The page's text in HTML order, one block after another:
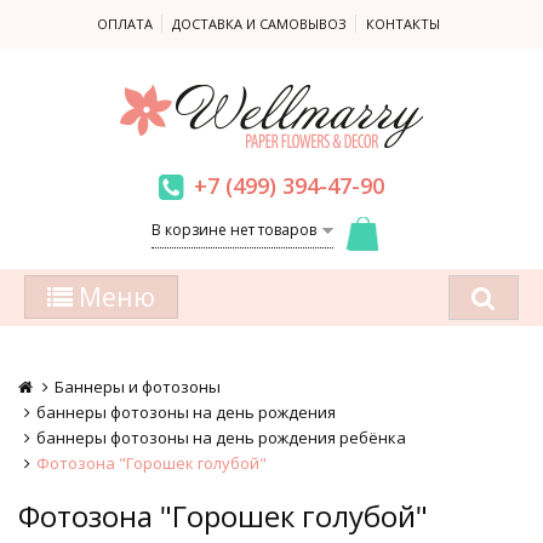
ОПЛАТА ДОСТАВКА И САМОВЫВОЗ КОНТАКТЫ
+7 (499) 394-47-90
В корзине нет товаров
Меню
Баннеры и фотозоны
баннеры фотозоны на день рождения
баннеры фотозоны на день рождения ребёнка
Фотозона "Горошек голубой"
Фотозона "Горошек голубой"